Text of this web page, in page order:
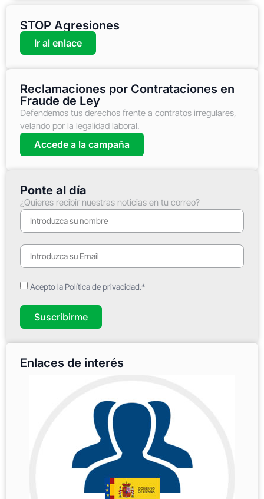
STOP Agresiones
Ir al enlace
Reclamaciones por Contrataciones en
Fraude de Ley
Defendemos tus derechos frente a contratos irregulares,
velando por la legalidad laboral.
Accede a la campaña
Ponte al día
¿Quieres recibir nuestras noticias en tu correo?
Acepto la Política de privacidad.*
Suscribirme
Enlaces de interés